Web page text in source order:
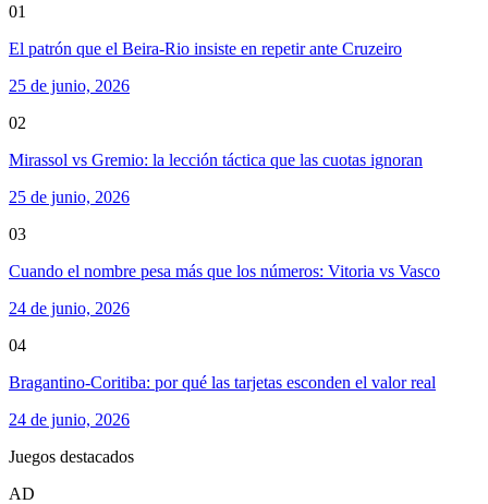
01
El patrón que el Beira-Rio insiste en repetir ante Cruzeiro
25 de junio, 2026
02
Mirassol vs Gremio: la lección táctica que las cuotas ignoran
25 de junio, 2026
03
Cuando el nombre pesa más que los números: Vitoria vs Vasco
24 de junio, 2026
04
Bragantino-Coritiba: por qué las tarjetas esconden el valor real
24 de junio, 2026
Juegos destacados
AD